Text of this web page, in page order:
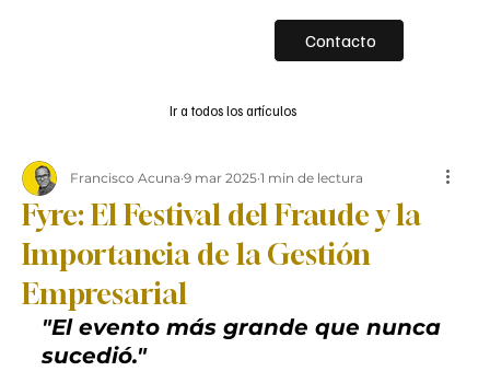
Contacto
Ir a todos los artículos
Fyre: El Festival del Fraude y la
Importancia de la Gestión
Empresarial
Francisco Acuna 9 mar 2025 1 min de lectura
"El evento más grande que nunca
sucedió."